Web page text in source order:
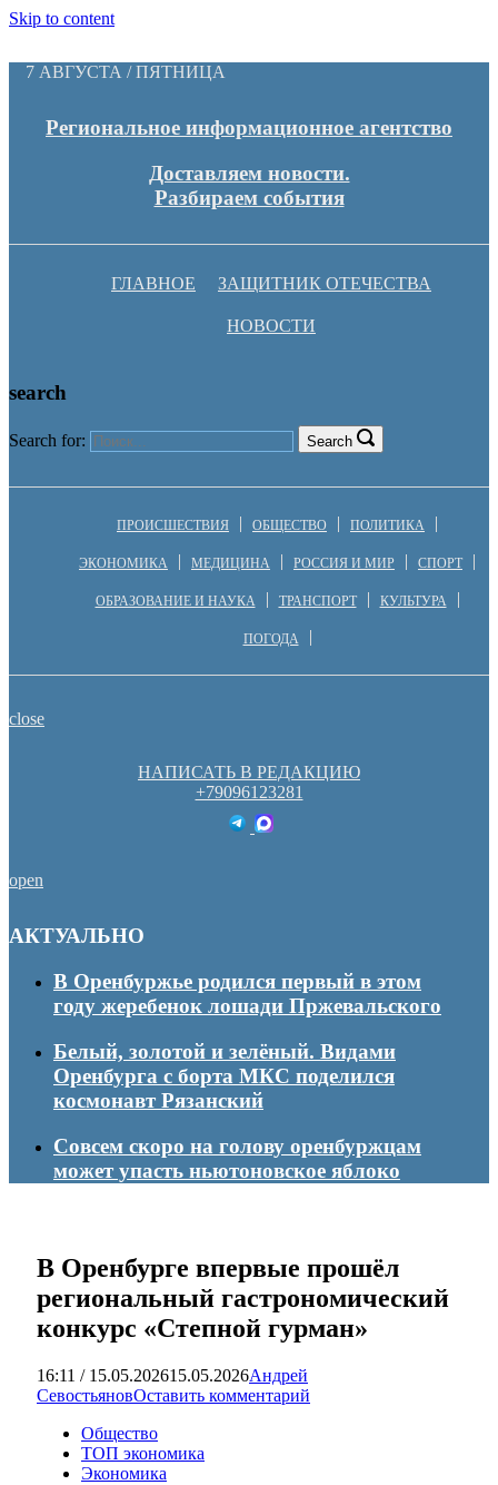
Skip to content
7 АВГУСТА / ПЯТНИЦА
Региональное информационное агентство
Доставляем новости.
Разбираем события
ГЛАВНОЕ ЗАЩИТНИК ОТЕЧЕСТВА
НОВОСТИ
search
Search for: Search
ПРОИСШЕСТВИЯ ОБЩЕСТВО ПОЛИТИКА
ЭКОНОМИКА МЕДИЦИНА РОССИЯ И МИР СПОРТ
ОБРАЗОВАНИЕ И НАУКА ТРАНСПОРТ КУЛЬТУРА
ПОГОДА
close
НАПИСАТЬ В РЕДАКЦИЮ
+79096123281
open
АКТУАЛЬНО
В Оренбуржье родился первый в этом
году жеребенок лошади Пржевальского
Белый, золотой и зелёный. Видами
Оренбурга с борта МКС поделился
космонавт Рязанский
Совсем скоро на голову оренбуржцам
может упасть ньютоновское яблоко
В Оренбурге впервые прошёл
региональный гастрономический
конкурс «Степной гурман»
16:11 / 15.05.202615.05.2026Андрей
СевостьяновОставить комментарий
Общество
ТОП экономика
Экономика